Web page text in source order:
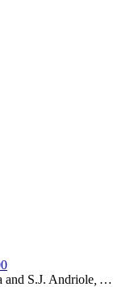
and S.J. Andriole , …